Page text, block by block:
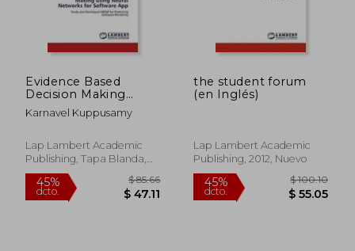
dcto. $ 55.05 dcto.
Evidence Based
Decision Making
using Neural
Networks for
and Developed
EBDM for Predicting
Karnavel Kuppusamy
Lap Lambert Academic
Publishing, Tapa Blanda,
Nuevo
the student forum
(en Inglés)
Lap Lambert Academic
Publishing, 2012, Nuevo